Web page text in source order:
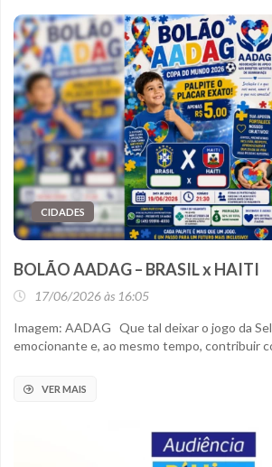
CIDADES
BOLÃO AADAG – BRASIL x HAITI
17/06/2026 às 16:05
Imagem: AADAG Que tal deixar o jogo da
emocionante e, ao mesmo tempo, contribuir
VER MAIS